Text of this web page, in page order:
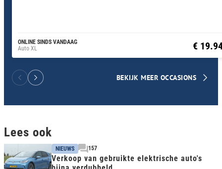
ONLINE SINDS VANDAAG
Auto XL
€
BEKIJK MEER OCCASIONS
Lees ook
NIEUWS 157
Verkoop van gebruikte elektrische auto's